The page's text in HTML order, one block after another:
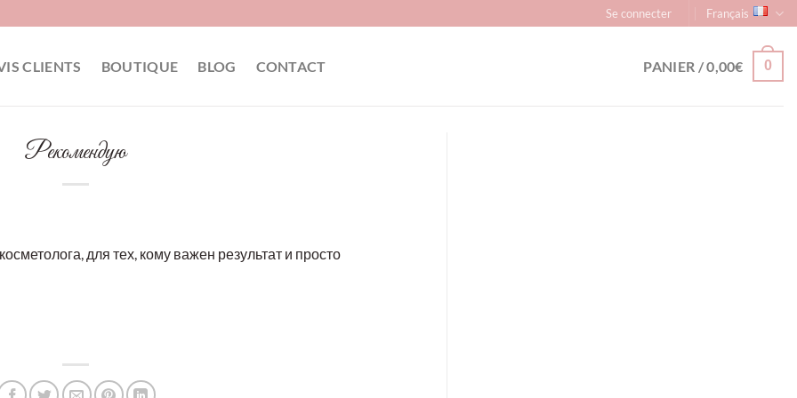
Se connecter Français
CLIENTS BOUTIQUE BLOG CONTACT PANIER /0,00€ 0
Рекомендую
для тех, кому важен результат и просто